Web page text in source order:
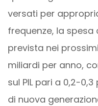
versati per
frequenze, la
prevista nei
miliardi per anno,
sul PIL pari a 0,2-
di nuova